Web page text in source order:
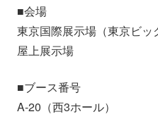
■会場
東京国際展示場（東京ビッ
屋上展示場
■ブース番号
A-20（西3ホール）